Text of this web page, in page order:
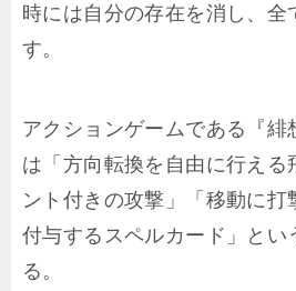
時には自分の存在を消し、
す。
アクションゲームである『
は「方向転換を自由に行え
ント付きの攻撃」「移動に
付与するスペルカード」と
る。